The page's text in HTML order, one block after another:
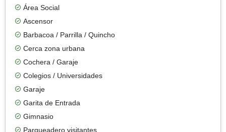
Área Social
Ascensor
Barbacoa / Parrilla / Quincho
Cerca zona urbana
Cochera / Garaje
Colegios / Universidades
Garaje
Garita de Entrada
Gimnasio
Parqueadero visitantes